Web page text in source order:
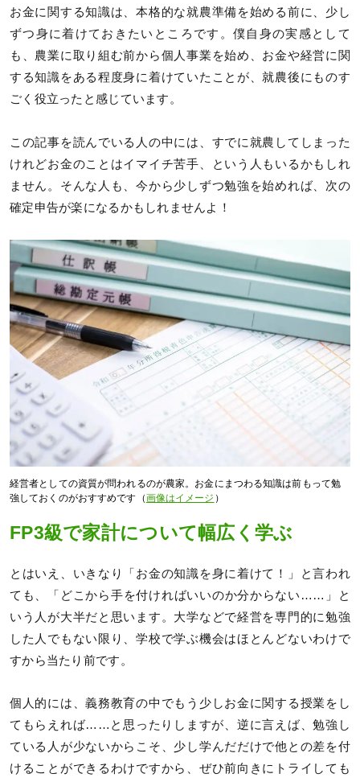
お金に関する知識は、本格的な就農準備を始める前に、少し
ずつ身に着けておきたいところです。僕自身の実感として
も、農業に取り組む前から個人事業を始め、お金や経営に関
する知識をある程度身に着けていたことが、就農後にものす
ごく役立ったと感じています。
この記事を読んでいる人の中には、すでに就農してしまった
けれどお金のことはイマイチ苦手、という人もいるかもしれ
ません。そんな人も、今から少しずつ勉強を始めれば、次の
確定申告が楽になるかもしれませんよ！
経営者としての資質が問われるのが農家。お金にまつわる知識は前もって勉
強しておくのがおすすめです（画像はイメージ ）
FP3級で家計について幅広く学ぶ
とはいえ、いきなり「お金の知識を身に着けて！」と言われ
ても、「どこから手を付ければいいのか分からない……」と
いう人が大半だと思います。大学などで経営を専門的に勉強
した人でもない限り、学校で学ぶ機会はほとんどないわけで
すから当たり前です。
個人的には、義務教育の中でもう少しお金に関する授業をし
てもらえれば……と思ったりしますが、逆に言えば、勉強し
ている人が少ないからこそ、少し学んだだけで他との差を付
けることができるわけですから、ぜひ前向きにトライしても